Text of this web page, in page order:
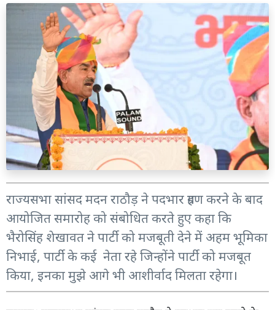
राज्यसभा सांसद मदन राठौड़ ने पदभार ग्रहण करने के बाद
आयोजित समारोह को संबोधित करते हुए कहा कि
भैरोसिंह शेखावत ने पार्टी को मजबूती देने में अहम भूमिका
निभाई, पार्टी के कई नेता रहे जिन्होंने पार्टी को मजबूत
किया, इनका मुझे आगे भी आशीर्वाद मिलता रहेगा।